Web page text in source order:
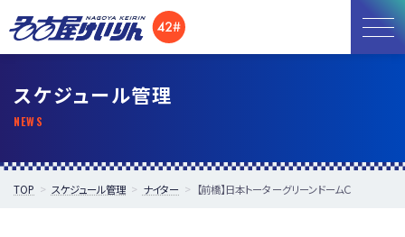
開催日程
施設紹介
スケジュール管理
TOP スケジュール管理 ナイター 【前橋】日本トーターグリーンドームＣ